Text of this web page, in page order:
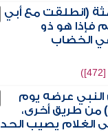
(انطلقت مع أبي
فإذا هو ذو
الخضاب
النبي عرضه يوم
من طريق أخرى،
الغلام يصيب الحد